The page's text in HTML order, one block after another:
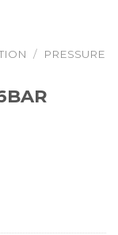
/
PRESSURE